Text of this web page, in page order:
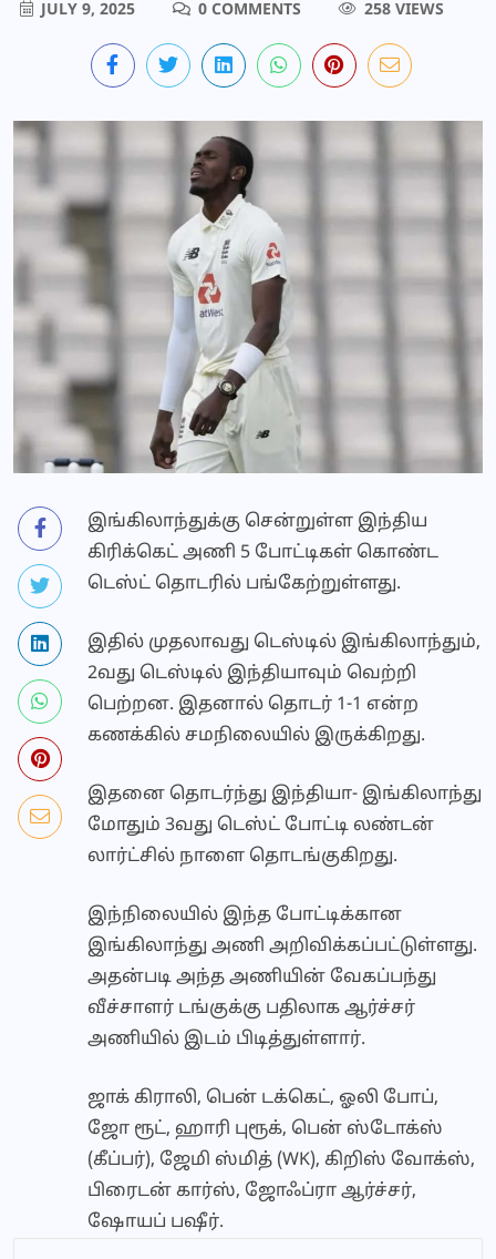
JULY 9, 2025 0 COMMENTS 258 VIEWS
இங்கிலாந்துக்கு சென்றுள்ள இந்திய
கிரிக்கெட் அணி 5 போட்டிகள் கொண்ட
டெஸ்ட் தொடரில் பங்கேற்றுள்ளது.
இதில் முதலாவது டெஸ்டில் இங்கிலாந்தும்,
2வது டெஸ்டில் இந்தியாவும் வெற்றி
பெற்றன. இதனால் தொடர் 1-1 என்ற
கணக்கில் சமநிலையில் இருக்கிறது.
இதனை தொடர்ந்து இந்தியா- இங்கிலாந்து
மோதும் 3வது டெஸ்ட் போட்டி லண்டன்
லார்ட்சில் நாளை தொடங்குகிறது.
இந்நிலையில் இந்த போட்டிக்கான
இங்கிலாந்து அணி அறிவிக்கப்பட்டுள்ளது.
அதன்படி அந்த அணியின் வேகப்பந்து
வீச்சாளர் டங்குக்கு பதிலாக ஆர்ச்சர்
அணியில் இடம் பிடித்துள்ளார்.
ஜாக் கிராலி, பென் டக்கெட், ஓலி போப்,
ஜோ ரூட், ஹாரி புரூக், பென் ஸ்டோக்ஸ்
(கீப்பர்), ஜேமி ஸ்மித் (WK), கிறிஸ் வோக்ஸ்,
பிரைடன் கார்ஸ், ஜோஃப்ரா ஆர்ச்சர்,
ஷோயப் பஷீர்.